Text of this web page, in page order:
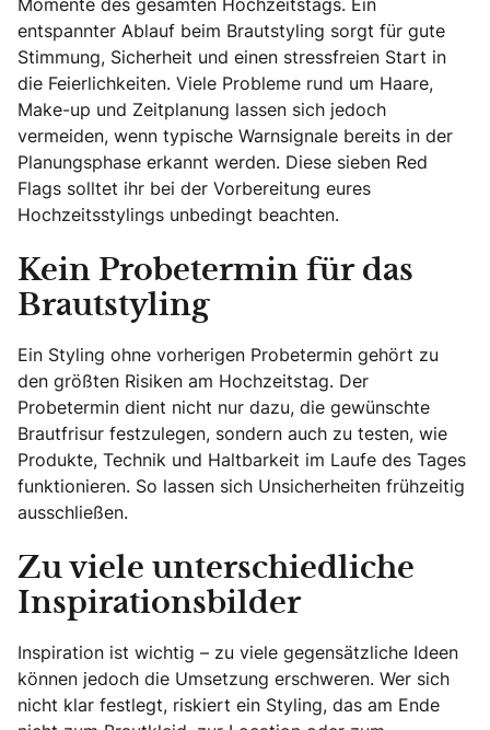
entspannter Ablauf beim Brautstyling sorgt für gute
Stimmung, Sicherheit und einen stressfreien Start in
die Feierlichkeiten. Viele Probleme rund um Haare,
Make-up und Zeitplanung lassen sich jedoch
vermeiden, wenn typische Warnsignale bereits in der
Planungsphase erkannt werden. Diese sieben Red
Flags solltet ihr bei der Vorbereitung eures
Hochzeitsstylings unbedingt beachten.
Kein Probetermin für das
Brautstyling
Ein Styling ohne vorherigen Probetermin gehört zu
den größten Risiken am Hochzeitstag. Der
Probetermin dient nicht nur dazu, die gewünschte
Brautfrisur festzulegen, sondern auch zu testen, wie
Produkte, Technik und Haltbarkeit im Laufe des Tages
funktionieren. So lassen sich Unsicherheiten frühzeitig
ausschließen.
Zu viele unterschiedliche
Inspirationsbilder
Inspiration ist wichtig – zu viele gegensätzliche Ideen
können jedoch die Umsetzung erschweren. Wer sich
nicht klar festlegt, riskiert ein Styling, das am Ende